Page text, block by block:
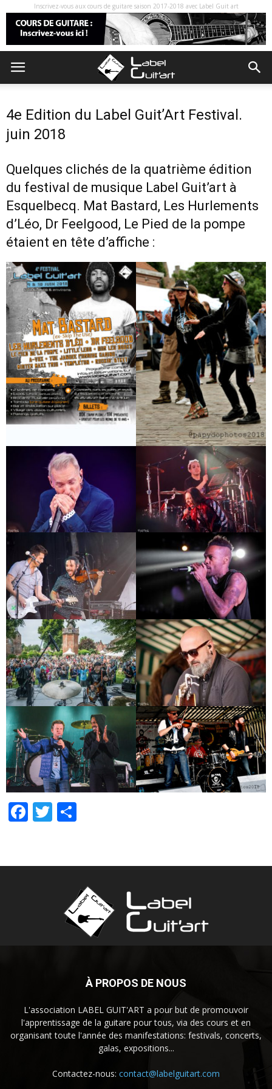
Inscrivez-vous aux cours de guitare saison 2017-2018 avec Label Guit art
4e Edition du Label Guit’Art Festival.
juin 2018
Quelques clichés de la quatrième édition
du festival de musique Label Guit’art à
Esquelbecq. Mat Bastard, Les Hurlements
d’Léo, Dr Feelgood, Le Pied de la pompe
étaient en tête d’affiche :
Facebook
Twitter
À PROPOS DE NOUS
L'association LABEL GUIT'ART a pour but de promouvoir
l'apprentissage de la guitare pour tous, via des cours et en
organisant toute l'année des manifestations: festivals, concerts,
galas, expositions...
Contactez-nous: contact@labelguitart.com